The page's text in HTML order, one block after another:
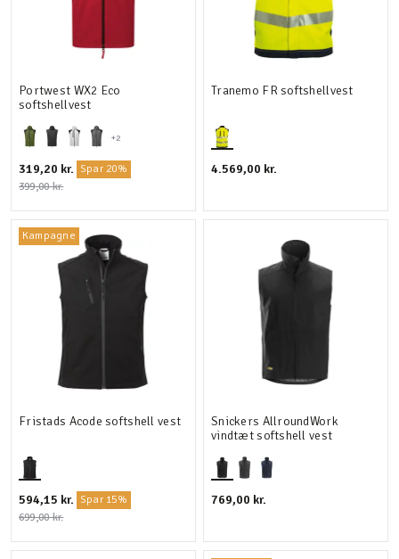
+2
Portwest WX2 Eco
softshellvest
319,20 kr. Spar 20%
399,00 kr.
Tranemo FR softshellvest
4.569,00 kr.
Kampagne
Fristads Acode softshell vest
594,15 kr. Spar 15%
699,00 kr.
Snickers AllroundWork
vindtæt softshell vest
769,00 kr.